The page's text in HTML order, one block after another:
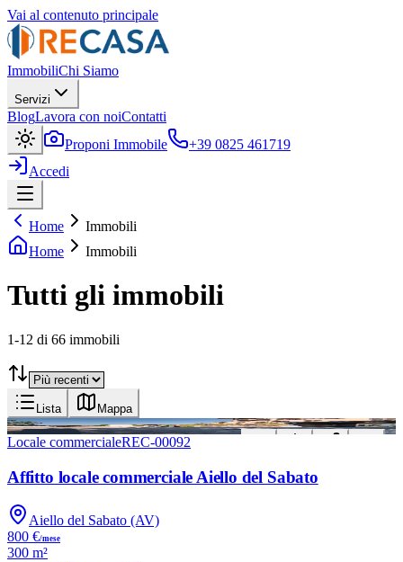
Vai al contenuto principale
ImmobiliChi Siamo
Servizi
BlogLavora con noiContatti
Proponi Immobile
+39 0825 461719
Accedi
Home
Immobili
Home
Immobili
Tutti gli immobili
1-12 di 66 immobili
Lista Mappa
AFFITTO
Nuovo
Locale commercialeREC-00092
Affitto locale commerciale Aiello del Sabato
Aiello del Sabato (AV)
800 €/mese
300 m²